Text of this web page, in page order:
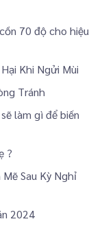
70 độ cho hiệu
Khi Ngửi Mùi
Tránh
làm gì để biến
?
Sau Kỳ Nghỉ
2024